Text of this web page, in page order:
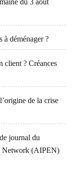
du 3 août
à déménager ?
client ? Créances
de la crise
journal du
Network (AIPEN)